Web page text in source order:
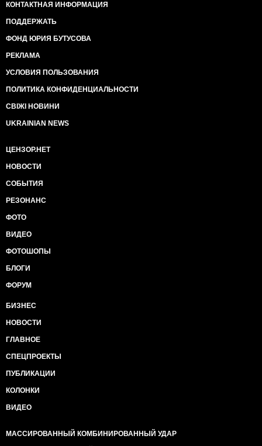
КОНТАКТНАЯ ИНФОРМАЦИЯ
ПОДДЕРЖАТЬ
ФОНД ЮРИЯ БУТУСОВА
РЕКЛАМА
УСЛОВИЯ ПОЛЬЗОВАНИЯ
ПОЛИТИКА КОНФИДЕНЦИАЛЬНОСТИ
СВІЖІ НОВИНИ
UKRAINIAN NEWS
ЦЕНЗОР.НЕТ
НОВОСТИ
СОБЫТИЯ
РЕЗОНАНС
ФОТО
ВИДЕО
ФОТОШОПЫ
БЛОГИ
ФОРУМ
БИЗНЕС
НОВОСТИ
ГЛАВНОЕ
СПЕЦПРОЕКТЫ
ПУБЛИКАЦИИ
КОЛОНКИ
ВИДЕО
МАССИРОВАННЫЙ КОМБИНИРОВАННЫЙ УДАР